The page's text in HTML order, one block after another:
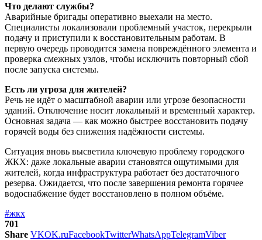
Что делают службы?
Аварийные бригады оперативно выехали на место.
Специалисты локализовали проблемный участок, перекрыли
подачу и приступили к восстановительным работам. В
первую очередь проводится замена повреждённого элемента и
проверка смежных узлов, чтобы исключить повторный сбой
после запуска системы.
Есть ли угроза для жителей?
Речь не идёт о масштабной аварии или угрозе безопасности
зданий. Отключение носит локальный и временный характер.
Основная задача — как можно быстрее восстановить подачу
горячей воды без снижения надёжности системы.
Ситуация вновь высветила ключевую проблему городского
ЖКХ: даже локальные аварии становятся ощутимыми для
жителей, когда инфраструктура работает без достаточного
резерва. Ожидается, что после завершения ремонта горячее
водоснабжение будет восстановлено в полном объёме.
#жкх
701
Share VKOK.ruFacebookTwitterWhatsAppTelegramViber